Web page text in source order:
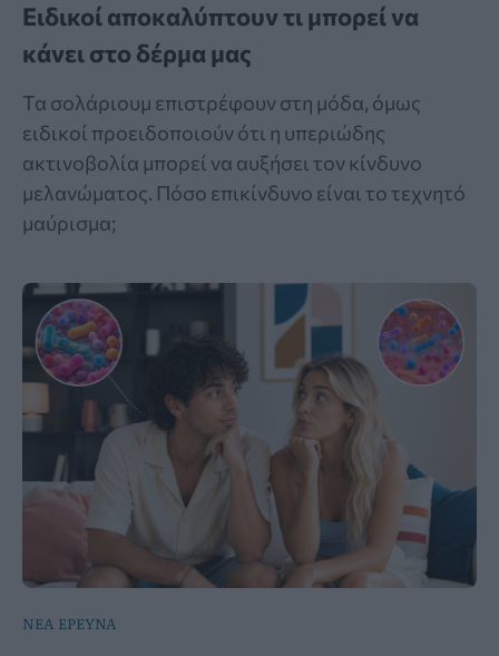
Ειδικοί αποκαλύπτουν τι μπορεί να
κάνει στο δέρμα μας
Τα σολάριουμ επιστρέφουν στη μόδα, όμως
ειδικοί προειδοποιούν ότι η υπεριώδης
ακτινοβολία μπορεί να αυξήσει τον κίνδυνο
μελανώματος. Πόσο επικίνδυνο είναι το τεχνητό
μαύρισμα;
ΝΕΑ ΕΡΕΥΝΑ